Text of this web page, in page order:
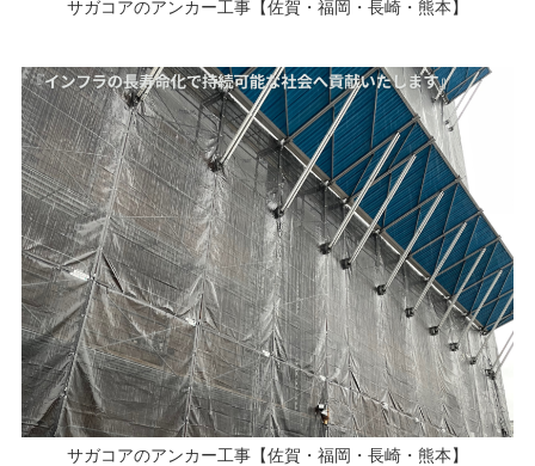
サガコアのアンカー工事【佐賀・福岡・長崎・熊本】
サガコアのアンカー工事【佐賀・福岡・長崎・熊本】